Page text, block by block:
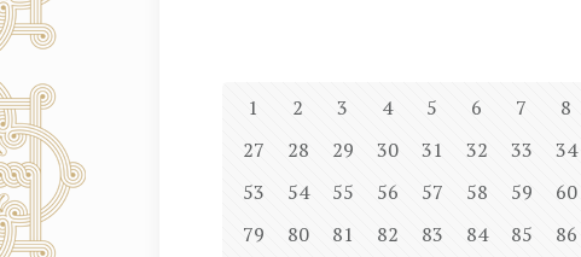
1 2 3 4 5 6 7 8
27
28 29 30 31 32 33 34
53
54 55 56 57 58 59 60
79
80 81 82 83 84 85 86